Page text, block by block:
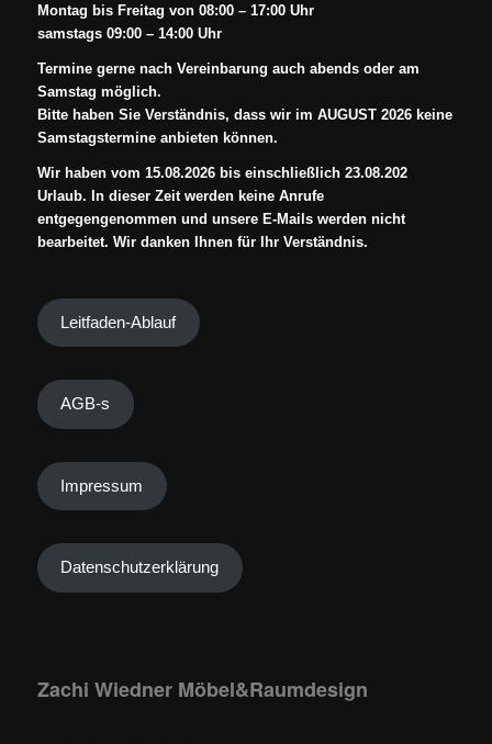
Montag bis Freitag von 08:00 – 17:00 Uhr
samstags 09:00 – 14:00 Uhr
Termine gerne nach Vereinbarung auch abends oder am
Samstag möglich.
Bitte haben Sie Verständnis, dass wir im AUGUST 2026 keine
Samstagstermine anbieten können.
Wir haben vom 15.08.2026 bis einschließlich 23.08.202
Urlaub. In dieser Zeit werden keine Anrufe
entgegengenommen und unsere E-Mails werden nicht
bearbeitet. Wir danken Ihnen für Ihr Verständnis.
Leitfaden-Ablauf
AGB-s
Impressum
Datenschutzerklärung
Zachi Wiedner Möbel&Raumdesign